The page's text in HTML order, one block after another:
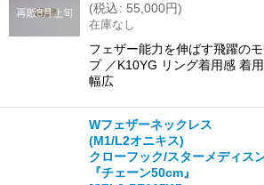
(税込: 55,000円)
在庫なし
フェザー能力を伸ばす飛躍の
プ ／K10YG リング着用感 着
幅広
Wフェザーネックレス
(M1/L2オニキス)
クローフック/スターメディス
『チェーン50cm』